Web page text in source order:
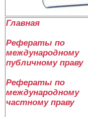
Главная
Рефераты по
международному
публичному праву
Рефераты по
международному
частному праву